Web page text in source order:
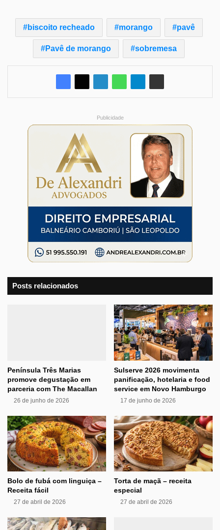
biscoito recheado morango pavê
Pavê de morango sobremesa
Publicidade
Posts relacionados
Península Três Marias
promove degustação em
parceria com The Macallan
26 de junho de 2026
Sulserve 2026 movimenta
panificação, hotelaria e food
service em Novo Hamburgo
17 de junho de 2026
Bolo de fubá com linguiça –
Receita fácil
27 de abril de 2026
Torta de maçã – receita
especial
27 de abril de 2026